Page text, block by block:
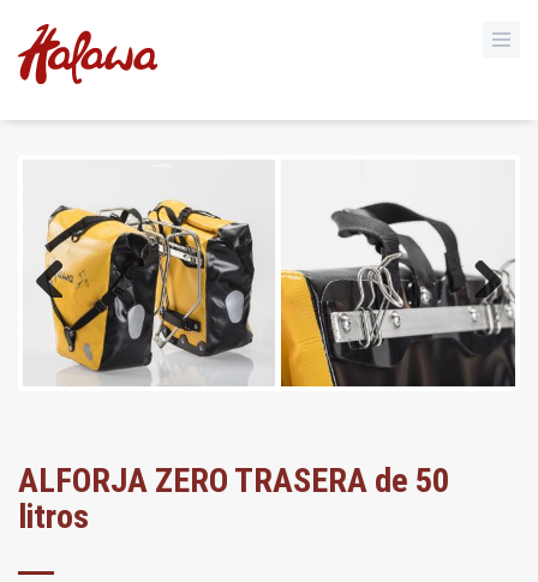
Previous Next
ALFORJA ZERO TRASERA de 50
litros